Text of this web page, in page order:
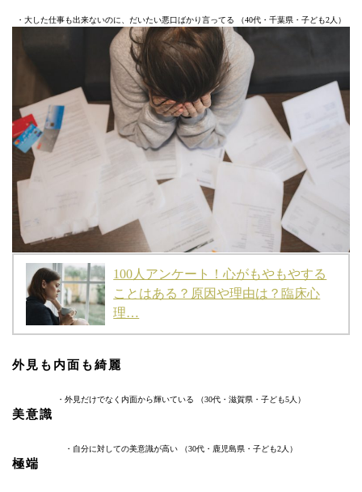
・大した仕事も出来ないのに、だいたい悪口ばかり言ってる （40代・千葉県・子ども2人）
100人アンケート！心がもやもやする
ことはある？原因や理由は？臨床心
理…
外見も内面も綺麗
・外見だけでなく内面から輝いている （30代・滋賀県・子ども5人）
美意識
・自分に対しての美意識が高い （30代・鹿児島県・子ども2人）
極端